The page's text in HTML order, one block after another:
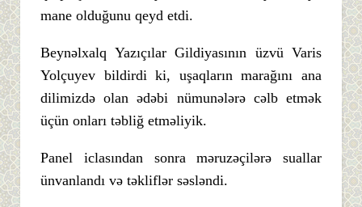
mane olduğunu qeyd etdi.
Beynəlxalq Yazıçılar Gildiyasının üzvü Varis
Yolçuyev bildirdi ki, uşaqların marağını ana
dilimizdə olan ədəbi nümunələrə cəlb etmək
üçün onları təbliğ etməliyik.
Panel iclasından sonra məruzəçilərə suallar
ünvanlandı və təkliflər səsləndi.